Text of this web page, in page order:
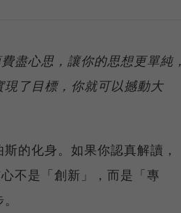
盡心思，讓你的思想更單純
了目標，你就可以撼動大
的化身。如果你認真解讀，
不是「創新」，而是「專